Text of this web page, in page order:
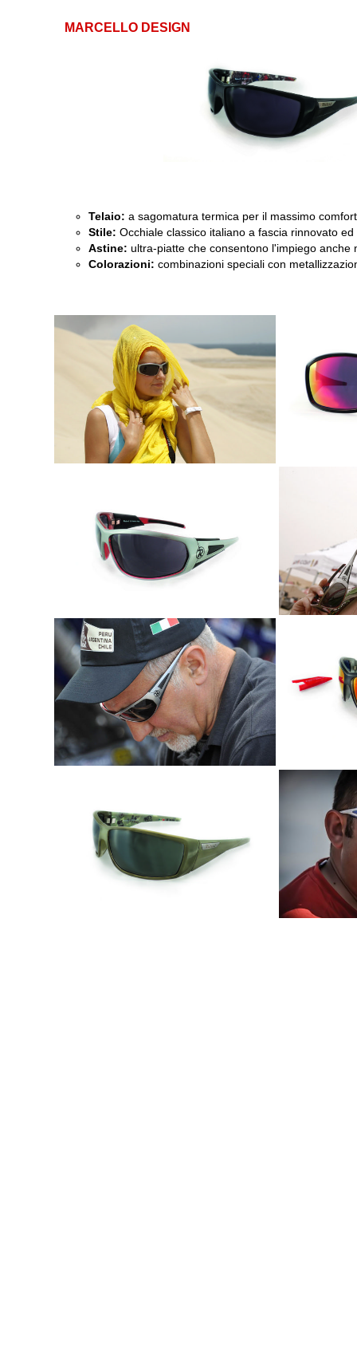
MARCELLO DESIGN
Telaio: a sagomatura termica per il massimo
Stile: Occhiale classico italiano a fascia rinnovato
Astine: ultra-piatte che consentono l'impiego anche
Colorazioni: combinazioni speciali con